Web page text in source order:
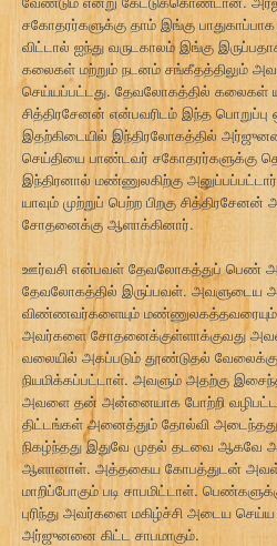
சகோதரர்களுக்கு தாம் இங்கு பாதுகாப்பாக
விட்டால் ஐந்து வருடகாலம் இங்கு
கலைகள் மற்றும் நடனம் சங்கீதத்திலும் அவன்
செய்யப்பட்டது. தேவலோகத்தில் கலைகள்
சித்திரசேனன் என்பவரிடம் இந்த பொறுப்பு
இதற்கிடையில் இந்திரலோகத்தில்
செய்தியை பாண்டவர் சகோதரர்களுக்கு
இந்திரனால் மண்ணுலகிற்கு
யாவும் முற்றுப் பெற்ற பிறகு
சோதனைக்கு ஆளாக்கினார்.
ஊர்வசி என்பவள் தேவலோகத்துப் பெண்
தேவலோகத்தில் இருப்பவள்.
விண்ணவர்களையும் மண்ணுலகத்தவரையும்
அவர்களை சோதனைக்குள்ளாக்குவது
வலையில் அகப்படும் தூண்டுதல்
நியமிக்கப்பட்டாள். அவளும் அதற்கு
அவளை தன் அன்னையாக போற்றி
திட்டங்கள் அனைத்தும் தோல்வி
நிகழ்ந்தது இதுவே முதல் தடவை ஆகவே
ஆளானாள். அத்தகைய கோபத்துடன் அவள்
மாறிப்போகும் படி சாபமிட்டாள்.
புரிந்து அவர்களை மகிழ்ச்சி அடைய
அர்ஜுனனை கிட்ட சாபமாகும்.